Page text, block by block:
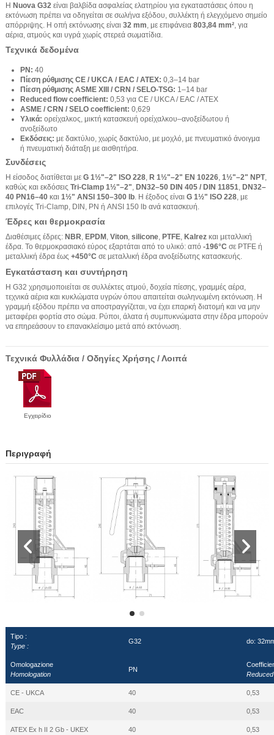
Η Nuova G32 είναι βαλβίδα ασφαλείας ελατηρίου για εγκαταστάσεις όπου η
εκτόνωση πρέπει να οδηγείται σε σωλήνα εξόδου, συλλέκτη ή ελεγχόμενο σημείο
απόρριψης. Η οπή εκτόνωσης είναι 32 mm , με επιφάνεια 803,84 mm² , για
αέρια, ατμούς και υγρά χωρίς στερεά σωματίδια.
Τεχνικά δεδομένα
PN: 40
Πίεση ρύθμισης CE / UKCA / EAC / ATEX: 0,3–14 bar
Πίεση ρύθμισης ASME XIII / CRN / SELO-TSG: 1–14 bar
Reduced flow coefficient: 0,53 για CE / UKCA / EAC / ATEX
ASME / CRN / SELO coefficient: 0,629
Υλικά: ορείχαλκος, μικτή κατασκευή ορείχαλκου–ανοξείδωτου ή
ανοξείδωτο
Εκδόσεις: με δακτύλιο, χωρίς δακτύλιο, με μοχλό, με πνευματικό άνοιγμα
ή πνευματική διάταξη με αισθητήρα.
Συνδέσεις
Η είσοδος διατίθεται με G 1½"–2" ISO 228 R 1½"–2" EN 10226 1½"–2" NPT,
καθώς και εκδόσεις Tri-Clamp 1½"–2" DN32–50 DIN 405 / DIN 11851 DN32–
40 PN16–40 και 1½" ANSI 150–300 lb . Η έξοδος είναι G 1½" ISO 228 , με
επιλογές Tri-Clamp, DIN, PN ή ANSI 150 lb ανά κατασκευή.
Έδρες και θερμοκρασία
Διαθέσιμες έδρες: NBR, EPDM , Viton, silicone, PTFE, Kalrez και μεταλλική
έδρα. Το θερμοκρασιακό εύρος εξαρτάται από το υλικό: από -196°C σε PTFE ή
μεταλλική έδρα έως +450°C σε μεταλλική έδρα ανοξείδωτης κατασκευής.
Εγκατάσταση και συντήρηση
Η G32 χρησιμοποιείται σε συλλέκτες ατμού, δοχεία πίεσης, γραμμές αέρα,
τεχνικά αέρια και κυκλώματα υγρών όπου απαιτείται σωληνωμένη εκτόνωση. Η
γραμμή εξόδου πρέπει να αποστραγγίζεται, να έχει επαρκή διατομή και να μην
μεταφέρει φορτία στο σώμα. Ρύποι, άλατα ή συμπυκνώματα στην έδρα μπορούν
να επηρεάσουν το επανακλείσιμο μετά από εκτόνωση.
Τεχνικά Φυλλάδια / Οδηγίες Χρήσης / Λοιπά
Εγχειρίδιο
Περιγραφή
Tipo :
Type :
G32 do:
Omologazione
Homologation
PN
CE - UKCA 40 0,53
EAC 40 0,53
ATEX Ex h II 2 Gb - UKEX 40 0,53